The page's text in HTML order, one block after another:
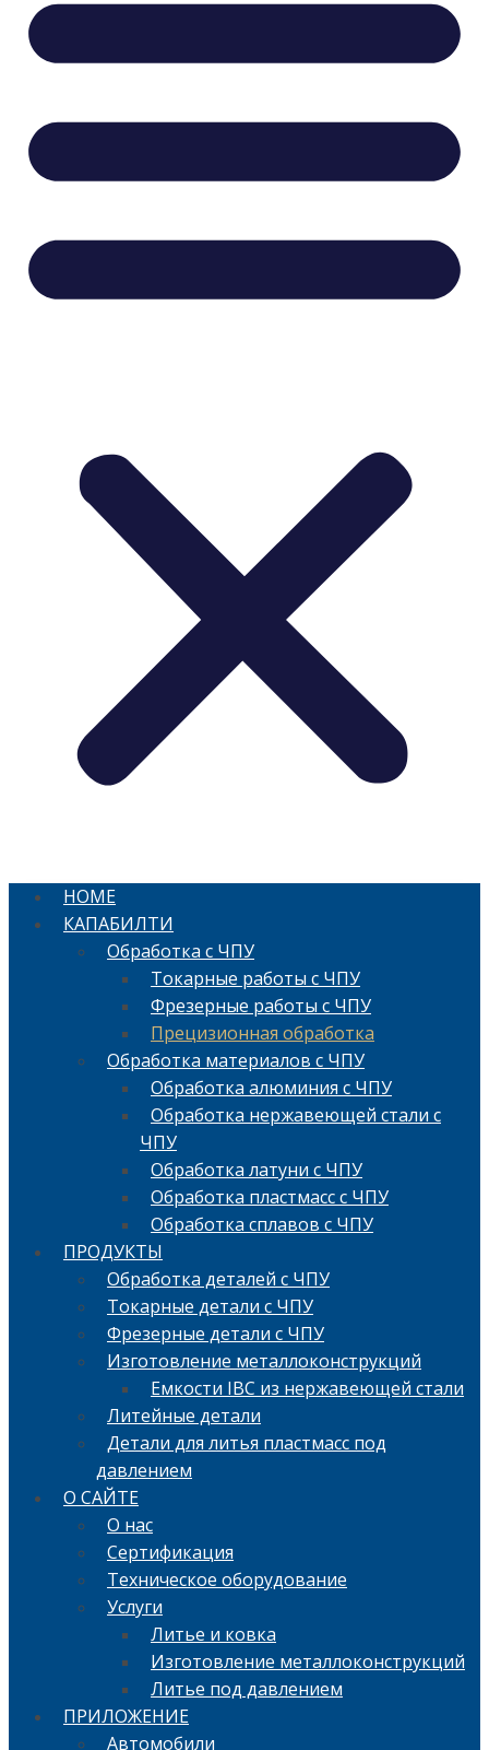
HOME
КАПАБИЛТИ
Обработка с ЧПУ
Токарные работы с ЧПУ
Фрезерные работы с ЧПУ
Прецизионная обработка
Обработка материалов с ЧПУ
Обработка алюминия с ЧПУ
Обработка нержавеющей стали с
ЧПУ
Обработка латуни с ЧПУ
Обработка пластмасс с ЧПУ
Обработка сплавов с ЧПУ
ПРОДУКТЫ
Обработка деталей с ЧПУ
Токарные детали с ЧПУ
Фрезерные детали с ЧПУ
Изготовление металлоконструкций
Емкости IBC из нержавеющей стали
Литейные детали
Детали для литья пластмасс под
давлением
О САЙТЕ
О нас
Сертификация
Техническое оборудование
Услуги
Литье и ковка
Изготовление металлоконструкций
Литье под давлением
ПРИЛОЖЕНИЕ
Автомобили